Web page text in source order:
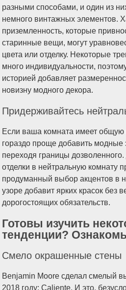
разными способами, и один из
немного винтажных элементов.
приземленность, которые
старинные вещи, могут
цвета или отделку. Некоторые
много индивидуальности,
историей добавляет
новизну модного декора.
Придерживайтесь
Если ваша комната имеет общую
гораздо проще добавить модные
переходя границы
отделки в нейтральную комнату
продуманный выбор акцентов в
узоре добавит ярких красок без
дорогостоящих обязательств.
Готовы изучить
тенденции?
Смело окрашенные стены
Benjamin Moore сделал смелый
2018 году: Caliente. И это,